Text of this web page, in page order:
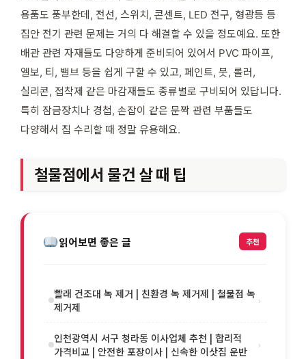
용품도 풍부한데, 전선, 스위치, 콘센트, LED 전구, 형광등 등
집안 전기 관련 문제는 거의 다 해결할 수 있을 정도예요. 또한
배관 관련 자재들도 다양하게 준비되어 있어서 PVC 파이프,
엘보, 티, 밸브 등을 쉽게 구할 수 있고, 페인트, 붓, 롤러,
실리콘, 접착제 같은 마감재들도 종류별로 구비되어 있답니다.
특히 잠금장치나 경첩, 손잡이 같은 문짝 관련 부품들도
다양해서 집 수리할 때 정말 유용해요.
철물점에서 물건 살 때 팁
읽어보면 좋은 글 추천
빨래 건조대 녹 제거 | 친환경 녹 제거제 | 철물점 녹
제거제
›
인천광역시 서구 청라동 이사업체 추천 | 합리적
가격비교 | 안전한 포장이사 | 신속한 이삿짐 운반
›